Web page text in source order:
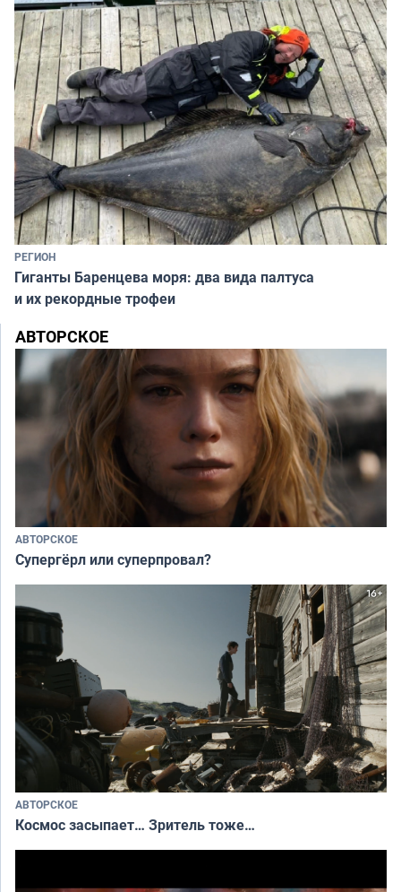
РЕГИОН
Гиганты Баренцева моря: два вида палтуса
и их рекордные трофеи
АВТОРСКОЕ
АВТОРСКОЕ
Супергёрл или суперпровал?
АВТОРСКОЕ
Космос засыпает… Зритель тоже…